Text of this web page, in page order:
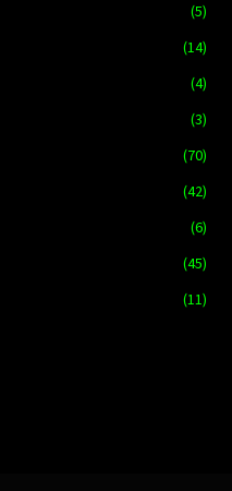
(5)
(14)
(4)
(3)
(70)
(42)
(6)
(45)
(11)